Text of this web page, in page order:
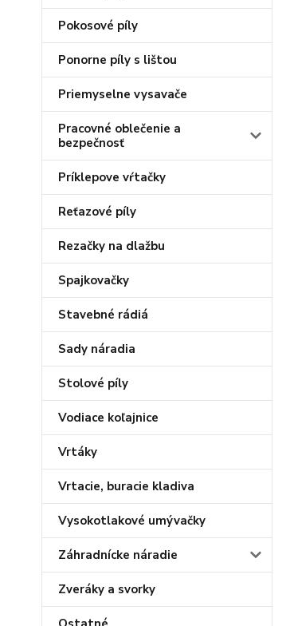
Pokosové píly
Ponorne píly s lištou
Priemyselne vysavače
Pracovné oblečenie a
bezpečnosť
Príklepove vŕtačky
Reťazové píly
Rezačky na dlažbu
Spajkovačky
Stavebné rádiá
Sady náradia
Stolové píly
Vodiace koľajnice
Vrtáky
Vrtacie, buracie kladiva
Vysokotlakové umývačky
Záhradnícke náradie
Zveráky a svorky